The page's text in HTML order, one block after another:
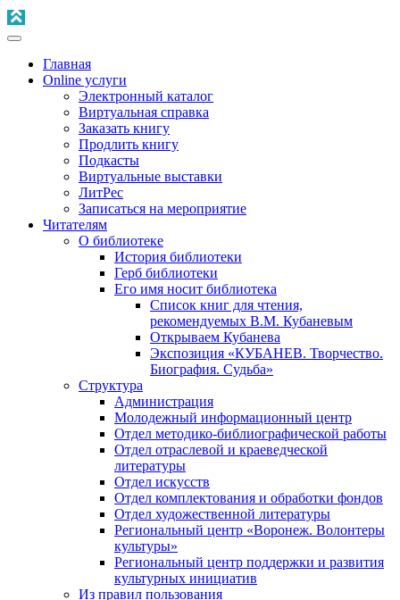
Главная
Online услуги
Электронный каталог
Виртуальная справка
Заказать книгу
Продлить книгу
Подкасты
Виртуальные выставки
ЛитРес
Записаться на мероприятие
Читателям
О библиотеке
История библиотеки
Герб библиотеки
Его имя носит библиотека
Список книг для чтения,
рекомендуемых В.М. Кубаневым
Открываем Кубанева
Экспозиция «КУБАНЕВ. Творчество.
Биография. Судьба»
Структура
Администрация
Молодежный информационный центр
Отдел методико-библиографической работы
Отдел отраслевой и краеведческой
литературы
Отдел искусств
Отдел комплектования и обработки фондов
Отдел художественной литературы
Региональный центр «Воронеж. Волонтеры
культуры»
Региональный центр поддержки и развития
культурных инициатив
Из правил пользования